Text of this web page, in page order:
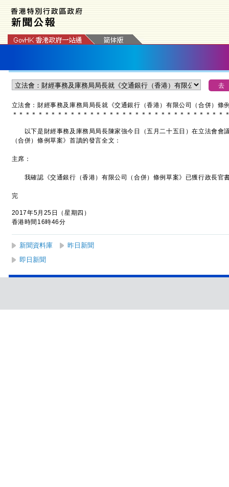
立法會：財經事務及庫務局局長就《交通銀行（香港）有限公司（合併）條
＊ ＊ ＊ ＊ ＊ ＊ ＊ ＊ ＊ ＊ ＊ ＊ ＊ ＊ ＊ ＊ ＊ ＊ ＊ ＊ ＊ ＊ ＊ ＊ ＊ ＊ ＊ ＊ ＊ ＊ ＊ ＊ ＊
以下是財經事務及庫務局局長陳家強今日（五月二十五日）在立法會會
（合併）條例草案》首讀的發言全文：
主席：
我確認《交通銀行（香港）有限公司（合併）條例草案》已獲行政長官
完
2017年5月25日（星期四）
香港時間16時46分
新聞資料庫
昨日新聞
即日新聞